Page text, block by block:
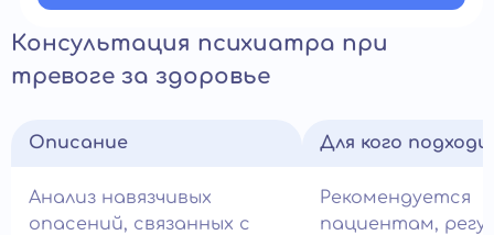
Консультация психиатра при
тревоге за здоровье
Описание
Анализ навязчивых
опасений, связанных с
Для кого
Рекомендуется
пациентам,